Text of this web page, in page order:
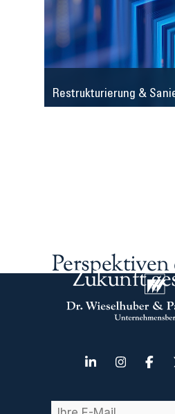
Restrukturierung &
Zukunft